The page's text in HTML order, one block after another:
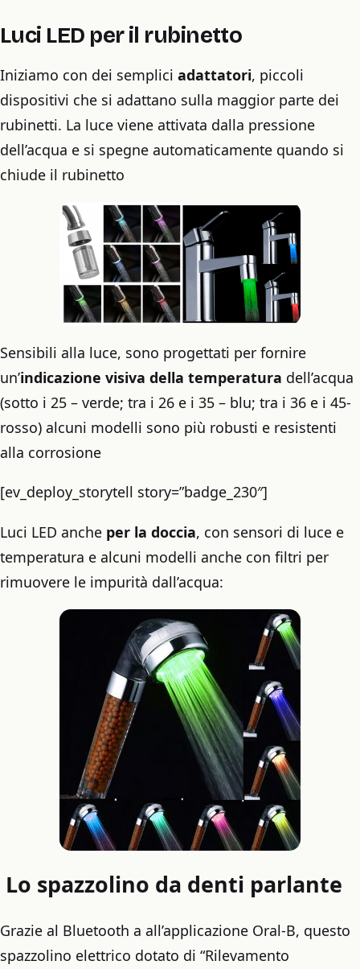
Luci LED per il rubinetto
Iniziamo con dei semplici adattatori, piccoli
dispositivi che si adattano sulla maggior parte dei
rubinetti. La luce viene attivata dalla pressione
dell’acqua e si spegne automaticamente quando si
chiude il rubinetto
Sensibili alla luce, sono progettati per fornire
un’indicazione visiva della temperatura dell’acqua
(sotto i 25 – verde; tra i 26 e i 35 – blu; tra i 36 e i 45-
rosso) alcuni modelli sono più robusti e resistenti
alla corrosione
[ev_deploy_storytell story=”badge_230″]
Luci LED anche per la doccia, con sensori di luce e
temperatura e alcuni modelli anche con filtri per
rimuovere le impurità dall’acqua:
Lo spazzolino da denti parlante
Grazie al Bluetooth a all’applicazione Oral-B, questo
spazzolino elettrico dotato di “Rilevamento